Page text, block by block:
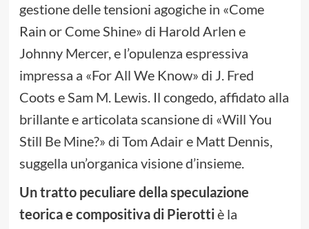
gestione delle tensioni agogiche in «Come
Rain or Come Shine» di Harold Arlen e
Johnny Mercer, e l’opulenza espressiva
impressa a «For All We Know» di J. Fred
Coots e Sam M. Lewis. Il congedo, affidato alla
brillante e articolata scansione di «Will You
Still Be Mine?» di Tom Adair e Matt Dennis,
suggella un’organica visione d’insieme.
Un tratto peculiare della speculazione
teorica e compositiva di Pierottiè la